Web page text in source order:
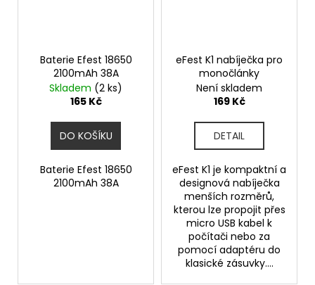
Baterie Efest 18650
2100mAh 38A
Skladem (2 ks)
165 Kč
DO KOŠÍKU
Baterie Efest 18650
2100mAh 38A
eFest K1 nabíječka pro
monočlánky
Není skladem
169 Kč
DETAIL
eFest K1 je kompaktní a
designová nabíječka
menších rozměrů,
kterou lze propojit přes
micro USB kabel k
počítači nebo za
pomocí adaptéru do
klasické zásuvky....